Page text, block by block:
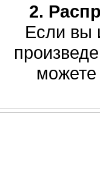
2.
Если вы
можете